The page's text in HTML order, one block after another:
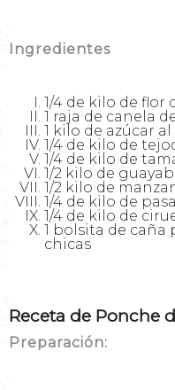
Ingredientes
1/4 de kilo de flor
1 raja de canela
1 kilo de azúcar
1/4 de kilo de
1/4 de kilo de
1/2 kilo de
1/2 kilo de
1/4 de kilo de pasa
1/4 de kilo de
1 bolsita de caña
chicas
Receta de Ponche
Preparación: